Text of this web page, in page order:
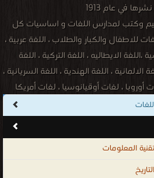
في عام 1913
وكتب لمدارس اللغات و اساسيات كل
للاطفال والكبار والطلاب ، اللغة عربية ،
،اللغة الايطاليه ، اللغة التركية ، اللغة
الالمانية ، اللغة الهندية ، اللغة السريانية ،
أوروبا ، لغات أوقيانوسيا ، لغات أمريكا
، اللغة الأفريقانية ، اللغة الألبانية ، اللغة
الكتلونية ، اللغة الكرواتية ، اللغة
الهولندية ، اللغة الإنكليزية ، اللغة
الأيسلندية ، اللغة الإندونيسية ، اللغة
اللاتينية ، اللغة اللاتيفية ، اللغة اللتوانية ،